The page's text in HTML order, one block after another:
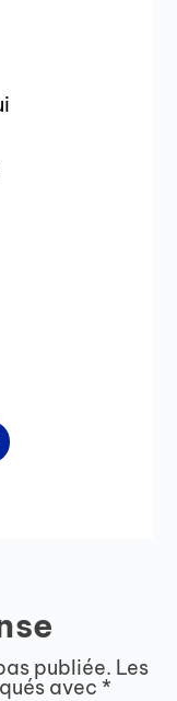
publiée. Les
avec *